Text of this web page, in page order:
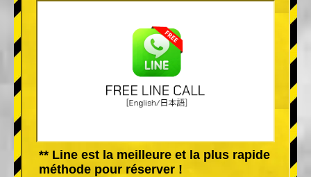
** Line est la meilleure et la plus rapide
méthode pour réserver !